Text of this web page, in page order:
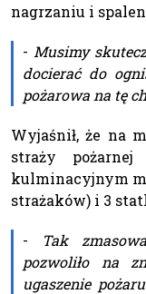
nagrzaniu i
- Musimy
docierać do
pożarowa na tę
Wyjaśnił, że na
straży
kulminacyjnym
strażaków) i 3
-
Tak
pozwoliło na
ugaszenie pożaru